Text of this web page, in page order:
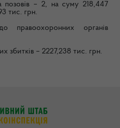
позовів – 2, на суму 218,447
тис. грн.
правоохоронних органів
збитків – 2227,238 тис. грн.